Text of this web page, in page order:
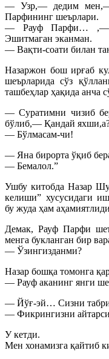
— Узр,— дедим мен,—
Парфининг шеърлари.
— Рауф Парфи… ,—
Эшитмаган эканман.
— Вақти-соати билан
Назаржон бош ирғаб
шеърларида сўз
ташбеҳлар ҳақида анча
— Суратимни чизиб
бўлиб,— Қандай
— Бўлмасам-чи!
— Яна бирорта ўқиб
— Бемалол.”
Ушбу китобда Назар
келиши” хусусидаги
бу жуда ҳам
Демак, Рауф Парфи
менга букланган бир
— Ўзингизданми?
Назар бошқа томонга
— Рауф аканинг янги
— Йўғ-эй… Сизни
— Фикрингизни
У кетди.
Мен хонамизга қайтиб